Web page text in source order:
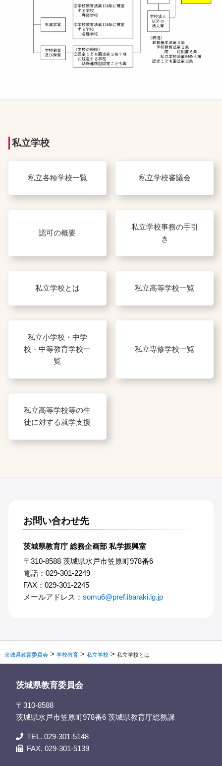
私立学校
私立各種学校一覧 私立学校審議会
認可の概要
私立学校事務の手引
き
私立学校とは 私立高等学校一覧
私立小学校・中学
校・中等教育学校一
覧
私立専修学校一覧
私立高等学校等の生
徒に対する就学支援
お問い合わせ先
茨城県教育庁 総務企画部 私学振興室
〒310-8588 茨城県水戸市笠原町978番6
電話：029-301-2249
FAX：029-301-2245
メールアドレス： somu6@pref.ibaraki.lg.jp
茨城県教育委員会 >学校教育 >私立学校 >私立学校とは
茨城県教育委員会
〒310-8588
茨城県水戸市笠原町978番6 茨城県教育庁総務課
TEL. 029-301-5148
FAX. 029-301-5139